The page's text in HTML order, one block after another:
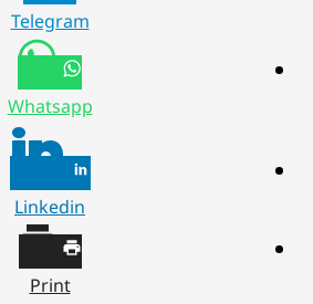
Telegram
Whatsapp
Linkedin
Print